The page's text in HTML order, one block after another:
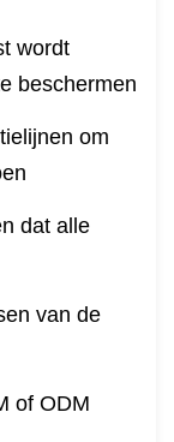
wordt
beschermen
om
dat alle
van de
of ODM